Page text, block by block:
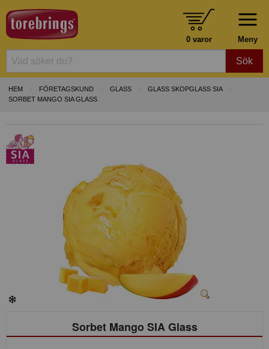
Meny
0 varor
Sök
HEM FÖRETAGSKUND GLASS
GLASS SKOPGLASS SIA
SORBET MANGO SIA GLASS
Sorbet Mango SIA Glass